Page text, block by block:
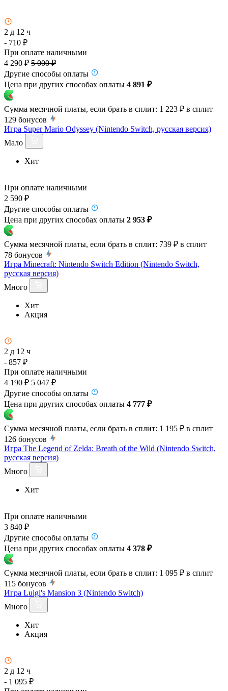
2 д 12 ч
- 710 ₽
При оплате наличными
4 290 ₽ 5 000 ₽
Другие способы оплаты
Цена при других способах оплаты 4 891 ₽
Сумма месячной платы, если брать в сплит: 1 223 ₽ в сплит
129 бонусов
Игра Super Mario Odyssey (Nintendo Switch, русская версия)
Мало
Хит
При оплате наличными
2 590 ₽
Другие способы оплаты
Цена при других способах оплаты 2 953 ₽
Сумма месячной платы, если брать в сплит: 739 ₽ в сплит
78 бонусов
Игра Minecraft: Nintendo Switch Edition (Nintendo Switch,
русская версия)
Много
Хит
Акция
2 д 12 ч
- 857 ₽
При оплате наличными
4 190 ₽ 5 047 ₽
Другие способы оплаты
Цена при других способах оплаты 4 777 ₽
Сумма месячной платы, если брать в сплит: 1 195 ₽ в сплит
126 бонусов
Игра The Legend of Zelda: Breath of the Wild (Nintendo Switch,
русская версия)
Много
Хит
При оплате наличными
3 840 ₽
Другие способы оплаты
Цена при других способах оплаты 4 378 ₽
Сумма месячной платы, если брать в сплит: 1 095 ₽ в сплит
115 бонусов
Игра Luigi's Mansion 3 (Nintendo Switch)
Много
Хит
Акция
2 д 12 ч
- 1 095 ₽